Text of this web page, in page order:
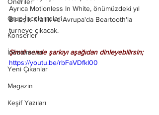
Grup İncelemeleri
Konserler
İncelemeler
Yeni Çıkanlar
Magazin
Keşif Yazıları
Ayrıca Motionless In White, önümüzdeki yıl
Birleşik Krallık ve Avrupa'da Beartooth'la
turneye çıkacak.
Şimdi sende şarkıyı aşağıdan dinleyebilirsin;
https://youtu.be/rbFaVDfkI00